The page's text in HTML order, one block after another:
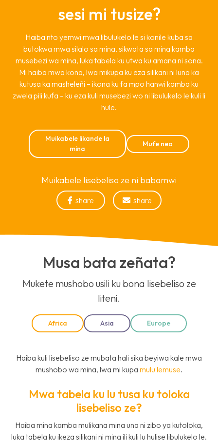
sesi mi tusize?
Haiba nto yemwi mwa libulukelo le si konile kuba sa
butokwa mwa silalo sa mina, sikwata sa mina kamba
musebezi wa mina, luka tabela ku utwa ku amana ni sona.
Mi haiba mwa kona, lwa mikupa ku eza silikani ni luna ka
kutusa ka masheleñi – ikona ku fa mpo hanwi kamba ku
zwela pili kufa – ku eza kuli musebezi wo ni libulukelo le kuli li
hule.
Muikabele likande la
mina
Mufe neo
Muikabele lisebeliso ze ni babamwi
 share  share
Musa bata zeñata?
Mukete mushobo usili ku bona lisebeliso ze
liteni.
Africa Asia Europe
Haiba kuli lisebeliso ze mubata hali sika beyiwa kale mwa
mushobo wa mina, lwa mi kupa mulu lemuse.
Mwa tabela ku lu tusa ku toloka
lisebeliso ze?
Haiba mina kamba mulikana mina una ni zibo ya kutoloka,
luka tabela ku ikeza silikani ni mina ili kuli lu hulise libulukelo le.